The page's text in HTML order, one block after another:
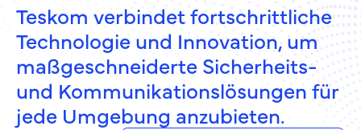
Teskom verbindet fortschrittliche
Technologie und Innovation, um
maßgeschneiderte Sicherheits-
und Kommunikations­lösungen für
jede Umgebung anzubieten.